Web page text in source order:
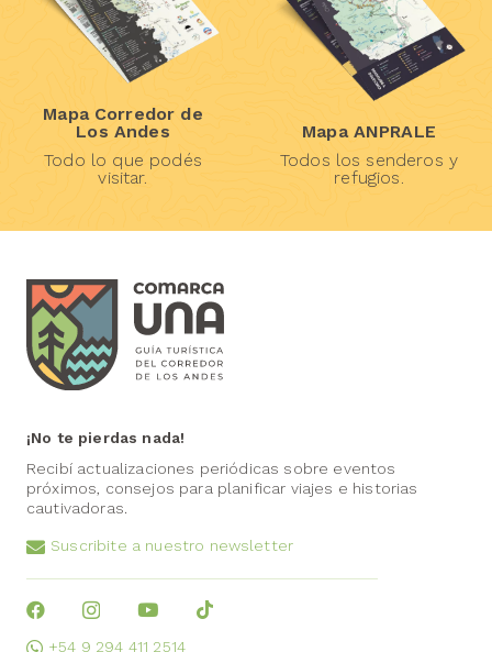
Mapa Corredor de
Los Andes
Todo lo que podés
visitar.
Mapa ANPRALE
Todos los senderos y
refugios.
¡No te pierdas nada!
Recibí actualizaciones periódicas sobre eventos
próximos, consejos para planificar viajes e historias
cautivadoras.
Suscribite a nuestro newsletter
+54 9 294 411 2514